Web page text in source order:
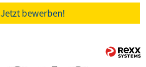
Jetzt bewerben!